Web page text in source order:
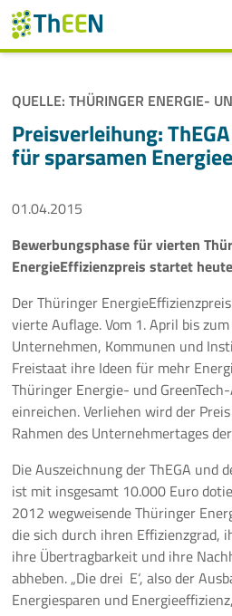
Navigation überspringen
ThEEN
Services
Mitglieder
Aktivitäten
Veranstaltungen
Aktuelles
Meldungen
Pressemeldungen
Branchenmeldungen
Statements
Positionen
QUELLE: THÜRINGER ENERGIE-
Preisverleihung:
für sparsamen
01.04.2015
Bewerbungsphase für vierten
EnergieEffizienzpreis startet heute
Der Thüringer
vierte Auflage. Vom 1. April bis
Unternehmen, Kommunen und
Freistaat ihre Ideen für mehr
Thüringer Energie- und
einreichen. Verliehen wird der
Rahmen des Unternehmertages
Die Auszeichnung der ThEGA und
ist mit insgesamt 10.000 Euro
2012 wegweisende Thüringer
die sich durch ihren Effizienzgrad,
ihre Übertragbarkeit und ihre
abheben. „Die drei ‚E‘, also der
Energiesparen und